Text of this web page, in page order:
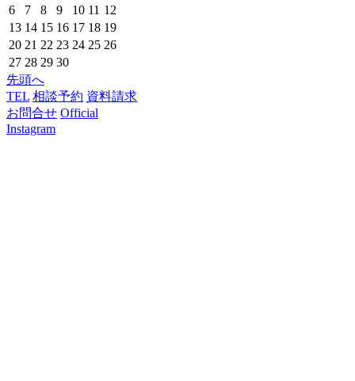
6
7 8 9 10 11 12
13 14 15 16 17 18 19
20 21 22 23 24 25 26
27 28 29 30
先頭へ
TEL 相談予約 資料請求
お問合せ Official
Instagram